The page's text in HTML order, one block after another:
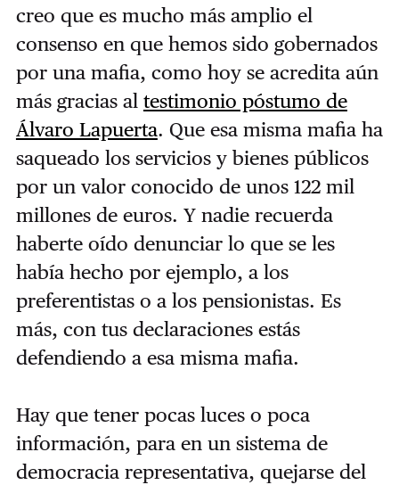
creo que es mucho más amplio el
consenso en que hemos sido gobernados
por una mafia, como hoy se acredita aún
más gracias al testimonio póstumo de
Álvaro Lapuerta. Que esa misma mafia ha
saqueado los servicios y bienes públicos
por un valor conocido de unos 122 mil
millones de euros. Y nadie recuerda
haberte oído denunciar lo que se les
había hecho por ejemplo, a los
preferentistas o a los pensionistas. Es
más, con tus declaraciones estás
defendiendo a esa misma mafia.
Hay que tener pocas luces o poca
información, para en un sistema de
democracia representativa, quejarse del